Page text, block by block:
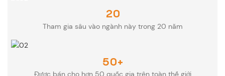
20
Tham gia sâu vào ngành này trong 20 năm
50+
Được bán cho hơn 50 quốc gia trên toàn thế giới